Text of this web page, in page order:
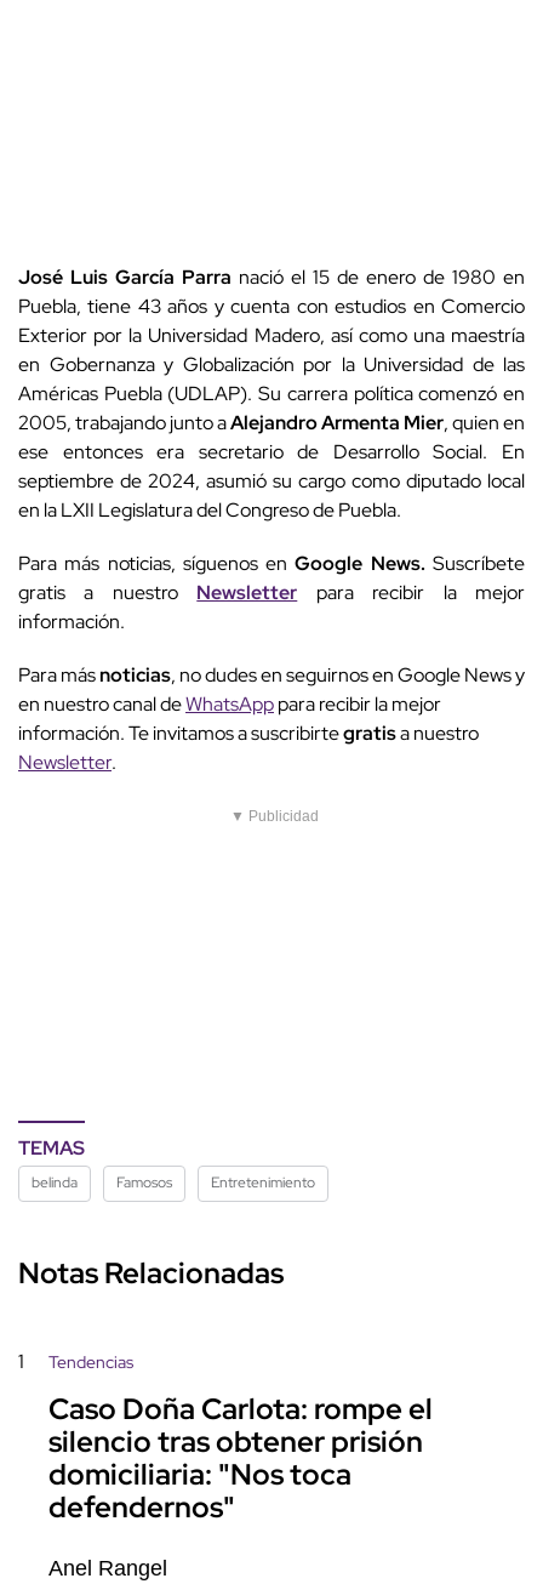
José Luis García Parra nació el 15 de enero de 1980 en
Puebla, tiene 43 años y cuenta con estudios en Comercio
Exterior por la Universidad Madero, así como una maestría
en Gobernanza y Globalización por la Universidad de las
Américas Puebla (UDLAP). Su carrera política comenzó en
2005, trabajando junto aAlejandro Armenta Mier, quien en
ese entonces era secretario de Desarrollo Social. En
septiembre de 2024, asumió su cargo como diputado local
en la LXII Legislatura del Congreso de Puebla.
Para más noticias, síguenos en Google News. Suscríbete
gratis a nuestro
Newsletter para recibir la mejor
información.
Para másnoticias, no dudes en seguirnos en Google News y
en nuestro canal deWhatsApppara recibir la mejor
información. Te invitamos a suscribirtegratisa nuestro
Newsletter.
▼ Publicidad
TEMAS
belinda Famosos Entretenimiento
Notas Relacionadas
1 Tendencias
Caso Doña Carlota: rompe el
silencio tras obtener prisión
domiciliaria: "Nos toca
defendernos"
Anel Rangel